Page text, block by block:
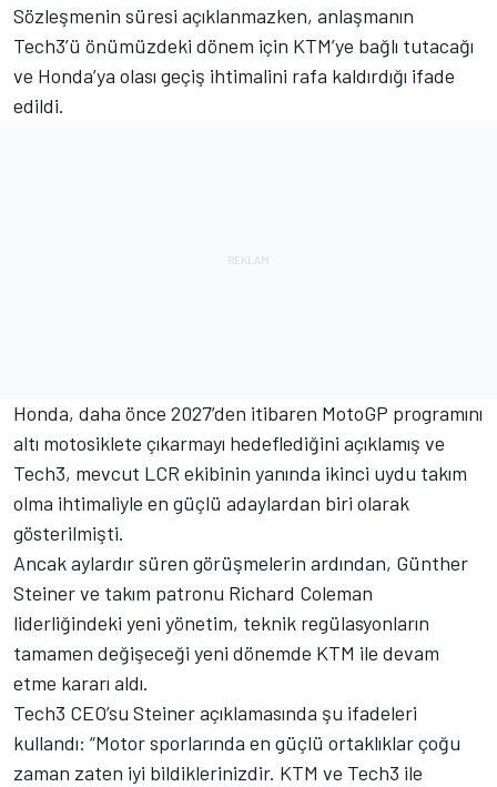
Sözleşmenin süresi açıklanmazken, anlaşmanın
Tech3’ü önümüzdeki dönem için KTM’ye bağlı tutacağı
ve Honda’ya olası geçiş ihtimalini rafa kaldırdığı ifade
edildi.
Honda, daha önce 2027’den itibaren MotoGP programını
altı motosiklete çıkarmayı hedeflediğini açıklamış ve
Tech3, mevcut LCR ekibinin yanında ikinci uydu takım
olma ihtimaliyle en güçlü adaylardan biri olarak
gösterilmişti.
Ancak aylardır süren görüşmelerin ardından, Günther
Steiner ve takım patronu Richard Coleman
liderliğindeki yeni yönetim, teknik regülasyonların
tamamen değişeceği yeni dönemde KTM ile devam
etme kararı aldı.
Tech3 CEO’su Steiner açıklamasında şu ifadeleri
kullandı: “Motor sporlarında en güçlü ortaklıklar çoğu
zaman zaten iyi bildiklerinizdir. KTM ve Tech3 ile